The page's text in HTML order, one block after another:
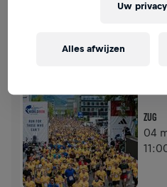
ZUG
04
Uw
Alles afwijzen